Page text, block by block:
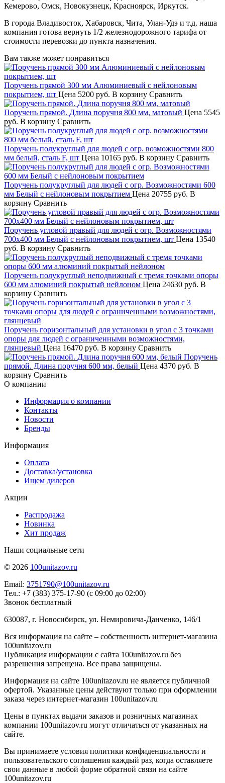
Кемерово, Омск, Новокузнецк, Красноярск, Иркутск.
В города Владивосток, Хабаровск, Чита, Улан-Удэ и т.д. наша
компания готова вернуть 1/2 железнодорожного тарифа от
стоимости перевозки до пункта назначения.
Вам также может понравиться
Поручень прямой 300 мм Алюминиевый с нейлоновым
покрытием, шт Цена 5200 руб. В корзину Сравнить
Поручень прямой. Длина поручня 800 мм, матовый Цена 5545
руб. В корзину Сравнить
Поручень полукруглый для людей с огр. возможностями 800
мм белый, сталь F, шт Цена 10165 руб. В корзину Сравнить
Поручень полукруглый для людей с огр. Возможностями 600
мм Белый с нейлоновым покрытием Цена 20755 руб. В
корзину Сравнить
Поручень угловой правый для людей с огр. Возможностями
700x400 мм Белый с нейлоновым покрытием, шт Цена 13540
руб. В корзину Сравнить
Поручень полукруглый неподвижный с тремя точками опоры
600 мм алюминий покрытый нейлоном Цена 24630 руб. В
корзину Сравнить
Поручень горизонтальный для установки в угол с 3 точками
опоры для людей с ограниченными возможностями,
глянцевый Цена 16470 руб. В корзину Сравнить
Поручень
прямой. Длина поручня 600 мм, белый Цена 4370 руб. В
корзину Сравнить
О компании
Информация о компании
Контакты
Новости
Бренды
Информация
Оплата
Доставка/установка
Ищем дилеров
Акции
Распродажа
Новинка
Хит продаж
Наши социальные сети
© 2026 100unitazov.ru
Email: 3751790@100unitazov.ru
Тел.: +7 (383) 375-17-90 (с 09:00 до 02:00)
Звонок бесплатный
630087, г. Новосибирск, ул. Немировича-Данченко, 146/1
Вся информация на сайте – собственность интернет-магазина
100unitazov.ru
Публикация информации с сайта 100unitazov.ru без
разрешения запрещена. Все права защищены.
Информация на сайте 100unitazov.ru не является публичной
офертой. Указанные цены действуют только при оформлении
заказа через интернет-магазин 100unitazov.ru
Цены в пунктах выдачи заказов и розничных магазинах
компании 100unitazov.ru могут отличаться от указанных на
сайте.
Вы принимаете условия политики конфиденциальности и
пользовательского соглашения каждый раз, когда оставляете
свои данные в любой форме обратной связи на сайте
100unitazov.ru